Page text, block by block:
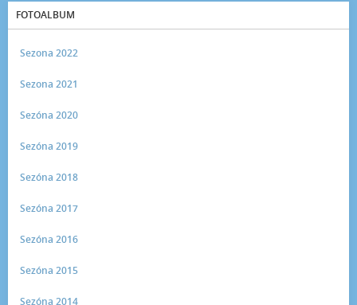
FOTOALBUM
Sezona 2022
Sezona 2021
Sezóna 2020
Sezóna 2019
Sezóna 2018
Sezóna 2017
Sezóna 2016
Sezóna 2015
Sezóna 2014